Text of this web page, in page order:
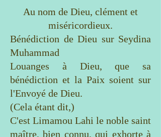
Au nom de Dieu, clément et
miséricordieux.
Bénédiction de Dieu sur Seydina
Muhammad
Louanges à Dieu, que sa
bénédiction et la Paix soient sur
l'Envoyé de Dieu.
(Cela étant dit,)
C'est Limamou Lahi le noble saint
maître, bien connu, qui exhorte à